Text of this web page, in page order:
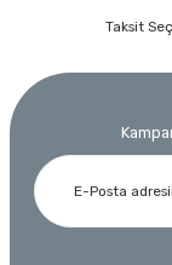
Taksit